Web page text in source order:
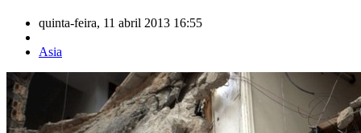
quinta-feira, 11 abril 2013 16:55
Asia